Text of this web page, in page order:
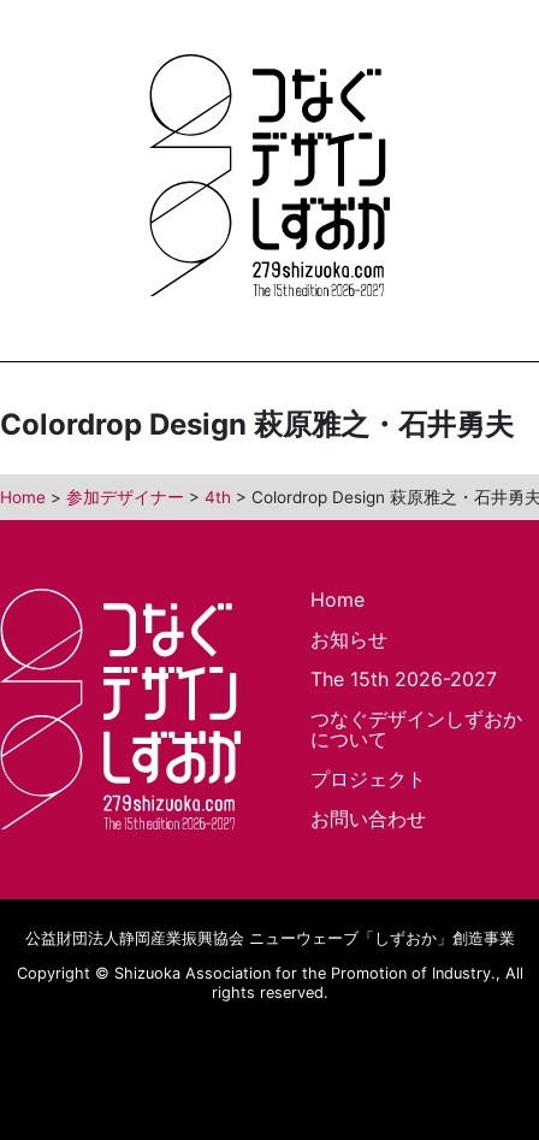
Colordrop Design 萩原雅之・石井勇夫
Home > 参加デザイナー > 4th > Colordrop Design 萩原雅之・石井勇
Home
お知らせ
The 15th 2026-2027
つなぐデザインしずおか
について
プロジェクト
お問い合わせ
公益財団法人静岡産業振興協会 ニューウェーブ「しずおか」創造事業
Copyright © Shizuoka Association for the Promotion of Industry., All
rights reserved.